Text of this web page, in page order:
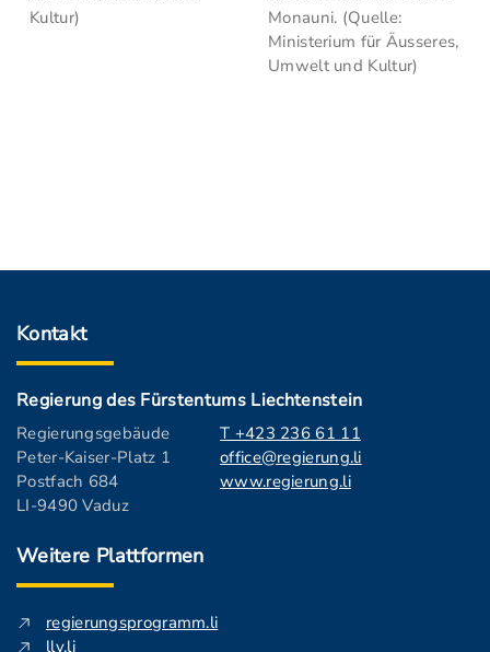
Kultur)
Monauni. (Quelle:
Ministerium für Äusseres,
Umwelt und Kultur)
Kontakt
Regierung des Fürstentums Liechtenstein
Regierungsgebäude
Peter-Kaiser-Platz 1
Postfach 684
LI-9490 Vaduz
T +423 236 61 11
office@regierung.li
www.regierung.li
Weitere Plattformen
regierungsprogramm.li
llv.li